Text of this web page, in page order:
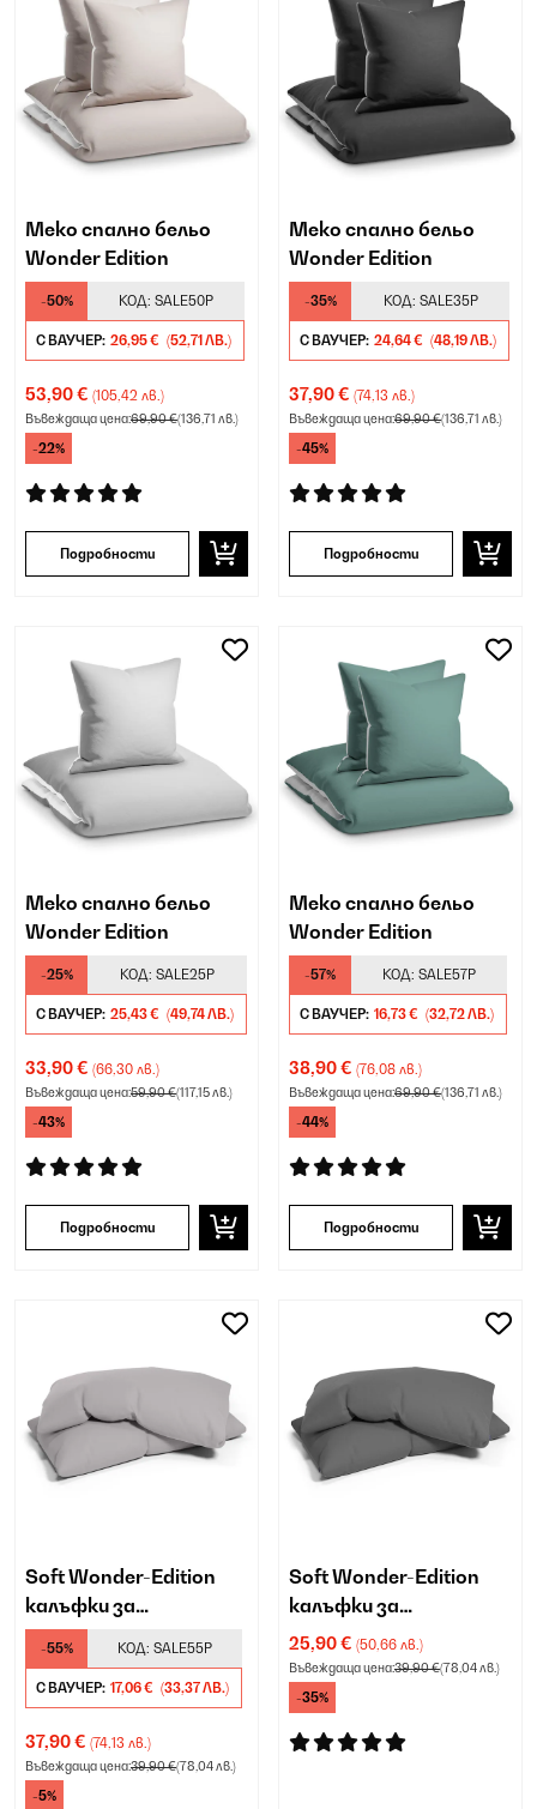
Меко спално бельо
Wonder Edition
-50% КОД: SALE50P
С ВАУЧЕР: 26,95 € (52,71 ЛВ.)
53,90 € (105,42 лв.)
Въвеждаща цена:69,90 €(136,71 лв.)
-22%
Подробности
Меко спално бельо
Wonder Edition
-35% КОД: SALE35P
С ВАУЧЕР: 24,64 € (48,19 ЛВ.)
37,90 € (74,13 лв.)
Въвеждаща цена:69,90 €(136,71 лв.)
-45%
Подробности
Меко спално бельо
Wonder Edition
-25% КОД: SALE25P
С ВАУЧЕР: 25,43 € (49,74 ЛВ.)
33,90 € (66,30 лв.)
Въвеждаща цена:59,90 €(117,15 лв.)
-43%
Подробности
Меко спално бельо
Wonder Edition
-57% КОД: SALE57P
С ВАУЧЕР: 16,73 € (32,72 ЛВ.)
38,90 € (76,08 лв.)
Въвеждаща цена:69,90 €(136,71 лв.)
-44%
Подробности
Soft Wonder-Edition
калъфки за
възглавници
-55% КОД: SALE55P
С ВАУЧЕР: 17,06 € (33,37 ЛВ.)
37,90 € (74,13 лв.)
Въвеждаща цена:39,90 €(78,04 лв.)
-5%
Soft Wonder-Edition
калъфки за
възглавници
25,90 € (50,66 лв.)
Въвеждаща цена:39,90 €(78,04 лв.)
-35%